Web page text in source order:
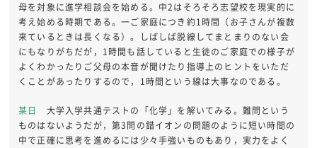
母を対象に進学相談会を始める。中2はそろそろ志望校を現実的に
考え始める時期である。一ご家庭につき約1時間（お子さんが複数
来ているときは長くなる）。しばしば脱線してまとまりのない会
にもなりがちだが，1時間も話していると生徒のご家庭での様子が
よくわかったりご父母の本音が聞けたり指導上のヒントをいただ
くことがあったりするので，1時間という線は大事なのである。
某日
大学入学共通テストの「化学」を解いてみる。難問という
ものはないようだが，第3問の錯イオンの問題のように短い時間の
中で正確に思考を進めるには少々手強いものもあり，実力をよく